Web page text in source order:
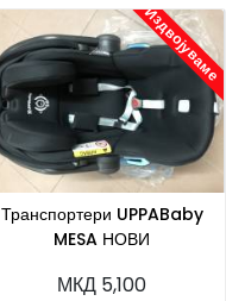
Издвојуваме
Транспортери UPPABaby
MESA НОВИ
МКД 5,100